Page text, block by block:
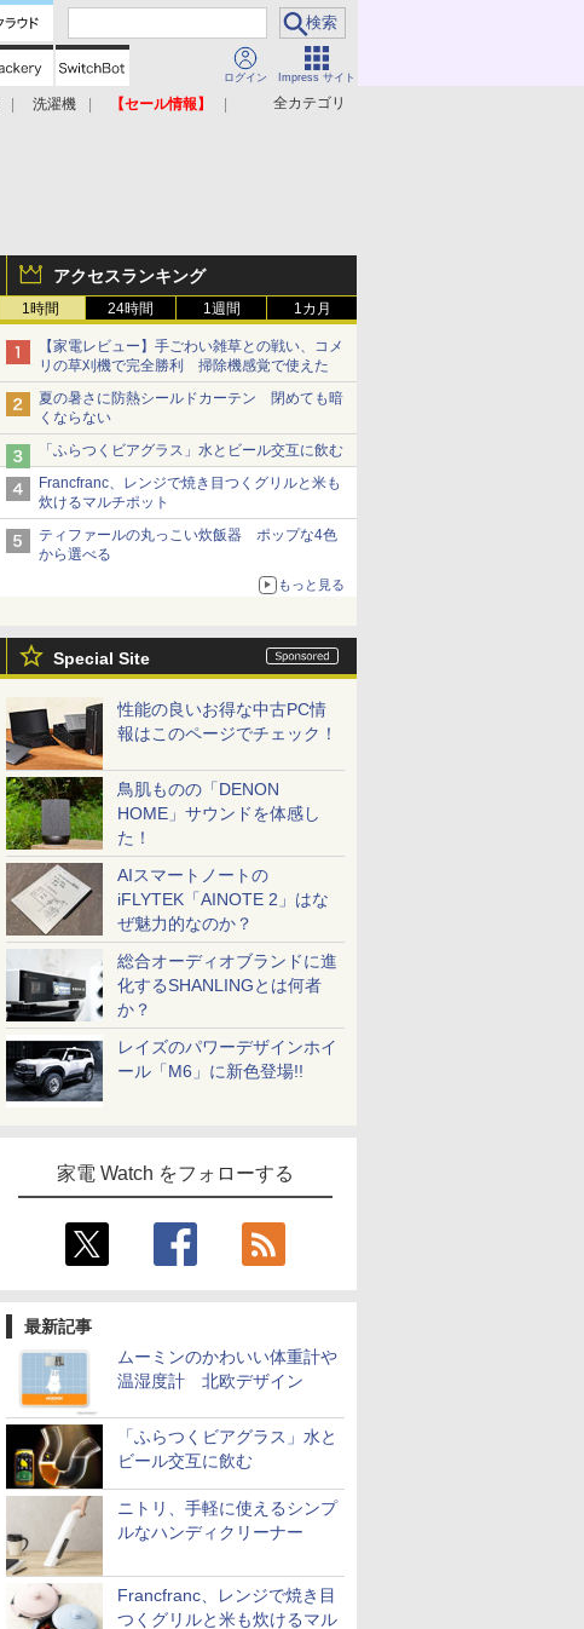
ログイン Impress サイト
全カテゴリ
洗濯機
【セール情報】
アクセスランキング
1時間 24時間 1週間 1カ月
【家電レビュー】手ごわい雑草との戦い、コメ
リの草刈機で完全勝利 掃除機感覚で使えた
夏の暑さに防熱シールドカーテン 閉めても暗
くならない
「ふらつくビアグラス」水とビール交互に飲む
Francfranc、レンジで焼き目つくグリルと米も
炊けるマルチポット
ティファールの丸っこい炊飯器 ポップな4色
から選べる
もっと見る
Special Site
性能の良いお得な中古PC情
報はこのページでチェック！
鳥肌ものの「DENON
HOME」サウンドを体感し
た！
AIスマートノートの
iFLYTEK「AINOTE 2」はな
ぜ魅力的なのか？
総合オーディオブランドに進
化するSHANLINGとは何者
か？
レイズのパワーデザインホイ
ール「M6」に新色登場!!
家電 Watch をフォローする
最新記事
ムーミンのかわいい体重計や
温湿度計 北欧デザイン
「ふらつくビアグラス」水と
ビール交互に飲む
ニトリ、手軽に使えるシンプ
ルなハンディクリーナー
Francfranc、レンジで焼き目
つくグリルと米も炊けるマル